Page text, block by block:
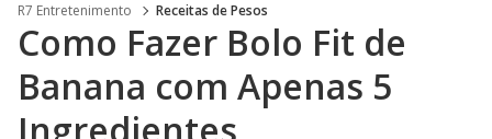
R7 Entretenimento Receitas de Pesos
Como Fazer Bolo Fit de
Banana com Apenas 5